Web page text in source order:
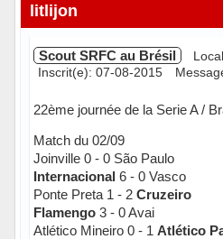
litlijon
Scout SRFC au Brésil
Inscrit(e): 07-08-2015
22ème journée de la Serie A /
Match du 02/09
Joinville 0 - 0 São Paulo
Internacional 6 - 0 Vasco
Ponte Preta 1 - 2 Cruzeiro
Flamengo3 - 0 Avai
Atlético Mineiro 0 - 1 Atlético